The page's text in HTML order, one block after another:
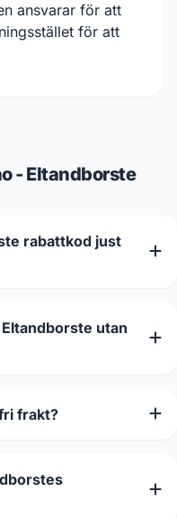
ansvarar för att
för att
- Eltandborste
rabattkod just
utan
frakt?